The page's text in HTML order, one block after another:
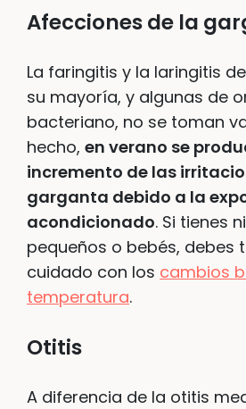
Afecciones de la
La faringitis y la laringitis
su mayoría, y algunas de
bacteriano, no se toman
hecho, en verano se
incremento de las
garganta debido a la
acondicionado. Si tienes
pequeños o bebés, debes
cuidado con los cambios
temperatura.
Otitis
A diferencia de la otitis